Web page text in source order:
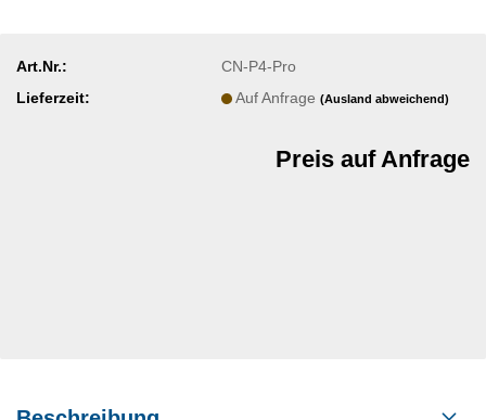
Art.Nr.:
CN-P4-Pro
Lieferzeit:
Auf Anfrage(Ausland abweichend)
Preis auf Anfrage